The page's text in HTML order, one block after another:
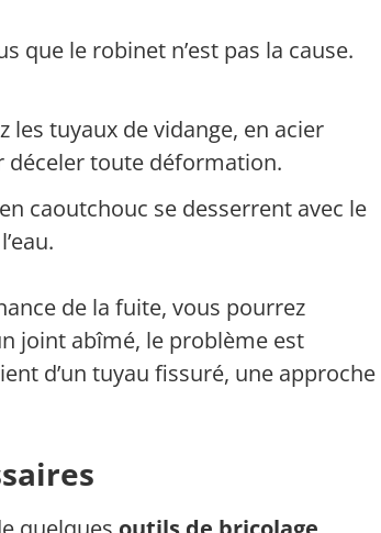
que le robinet n’est pas la cause.
les tuyaux de vidange, en acier
déceler toute déformation.
caoutchouc se desserrent avec le
de la fuite, vous pourrez
joint abîmé, le problème est
d’un tuyau fissuré, une approche